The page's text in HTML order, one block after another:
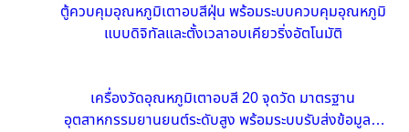
ตู้ควบคุมอุณหภูมิเตาอบสีฝุ่น พร้อมระบบควบคุมอุณหภูมิ
แบบดิจิทัลและตั้งเวลาอบเคียวริ่งอัตโนมัติ
เครื่องวัดอุณหภูมิเตาอบสี 20 จุดวัด มาตรฐาน
อุตสาหกรรมยานยนต์ระดับสูง พร้อมระบบรับส่งข้อมูลไร้